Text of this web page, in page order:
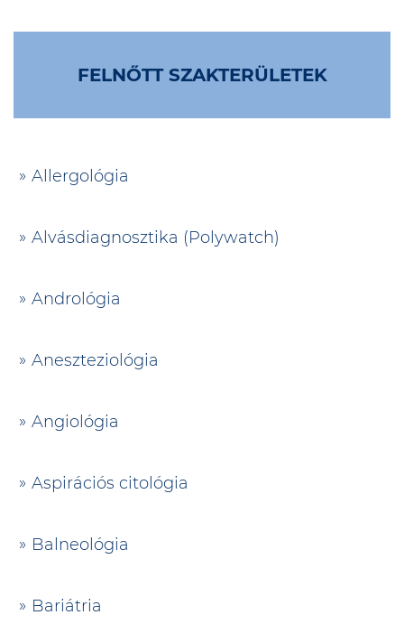
FELNŐTT SZAKTERÜLETEK
Allergológia
Alvásdiagnosztika (Polywatch)
Andrológia
Aneszteziológia
Angiológia
Aspirációs citológia
Balneológia
Bariátria